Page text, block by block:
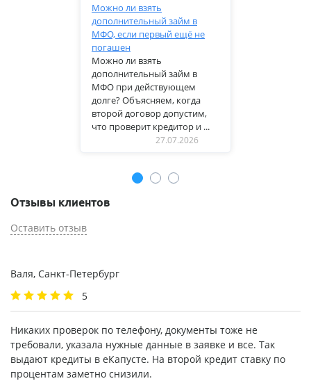
Можно ли взять
дополнительный займ в
МФО, если первый ещё не
погашен
Можно ли взять
дополнительный займ в
МФО при действующем
долге? Объясняем, когда
второй договор допустим,
что проверит кредитор и ...
27.07.2026
Отзывы клиентов
Оставить отзыв
Валя, Санкт-Петербург
5
Никаких проверок по телефону, документы тоже не
требовали, указала нужные данные в заявке и все. Так
выдают кредиты в еКапусте. На второй кредит ставку по
процентам заметно снизили.